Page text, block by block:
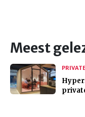
Meest